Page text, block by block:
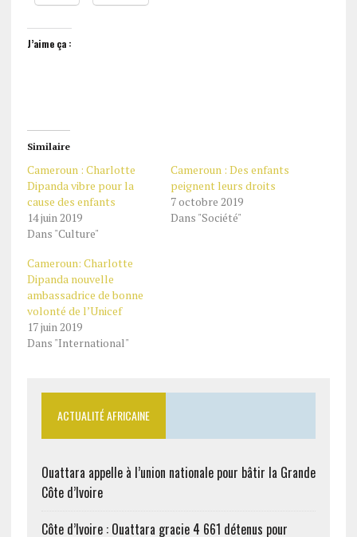
J’aime ça :
Similaire
Cameroun : Charlotte
Dipanda vibre pour la
cause des enfants
14 juin 2019
Dans "Culture"
Cameroun : Des enfants
peignent leurs droits
7 octobre 2019
Dans "Société"
Cameroun: Charlotte
Dipanda nouvelle
ambassadrice de bonne
volonté de l’Unicef
17 juin 2019
Dans "International"
ACTUALITÉ AFRICAINE
Ouattara appelle à l’union nationale pour bâtir la Grande
Côte d’Ivoire
Côte d’Ivoire : Ouattara gracie 4 661 détenus pour